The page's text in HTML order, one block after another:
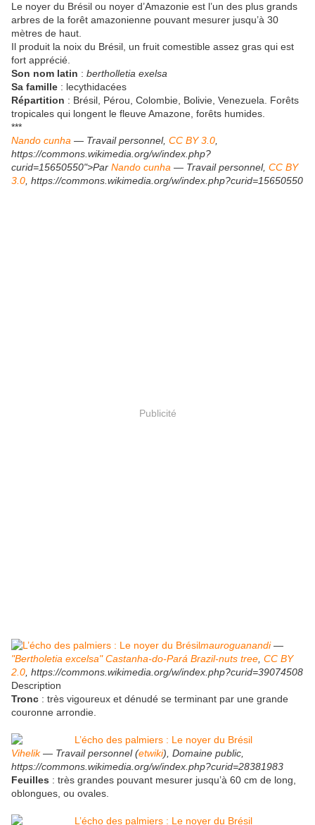
Le noyer du Brésil ou noyer d’Amazonie est l’un des plus grands
arbres de la forêt amazonienne pouvant mesurer jusqu’à 30
mètres de haut.
Il produit la noix du Brésil, un fruit comestible assez gras qui est
fort apprécié.
Son nom latin : bertholletia exelsa
Sa famille : lecythidacées
Répartition : Brésil, Pérou, Colombie, Bolivie, Venezuela. Forêts
tropicales qui longent le fleuve Amazone, forêts humides.
***
Nando cunha — Travail personnel, CC BY 3.0
https://commons.wikimedia.org/w/index.php?
curid=15650550">Par Nando cunha — Travail personnel, CC BY
3.0 , https://commons.wikimedia.org/w/index.php?curid=15650550
Publicité
mauroguanandi—
"Bertholetia excelsa" Castanha-do-Pará Brazil-nuts tree CC BY
2.0 , https://commons.wikimedia.org/w/index.php?curid=39074508
Description
Tronc : très vigoureux et dénudé se terminant par une grande
couronne arrondie.
Vihelik— Travail personnel (etwiki), Domaine public,
https://commons.wikimedia.org/w/index.php?curid=28381983
Feuilles : très grandes pouvant mesurer jusqu’à 60 cm de long,
oblongues, ou ovales.